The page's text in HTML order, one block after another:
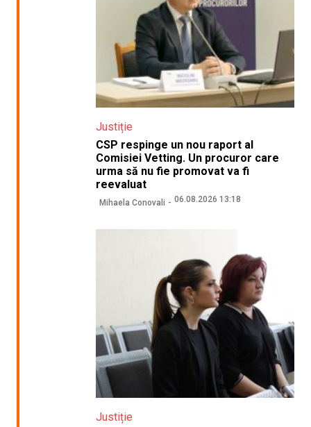
Justiție
CSP respinge un nou raport al
Comisiei Vetting. Un procuror care
urma să nu fie promovat va fi
reevaluat
Mihaela Conovali 06.08.2026 13:18
Justiție